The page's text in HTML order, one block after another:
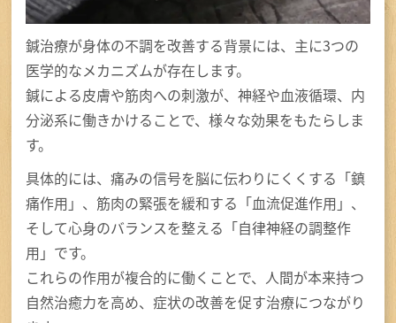
鍼治療が身体の不調を改善する背景には、主に3つの
医学的なメカニズムが存在します。
鍼による皮膚や筋肉への刺激が、神経や血液循環、内
分泌系に働きかけることで、様々な効果をもたらしま
す。
具体的には、痛みの信号を脳に伝わりにくくする「鎮
痛作用」、筋肉の緊張を緩和する「血流促進作用」、
そして心身のバランスを整える「自律神経の調整作
用」です。
これらの作用が複合的に働くことで、人間が本来持つ
自然治癒力を高め、症状の改善を促す治療につながり